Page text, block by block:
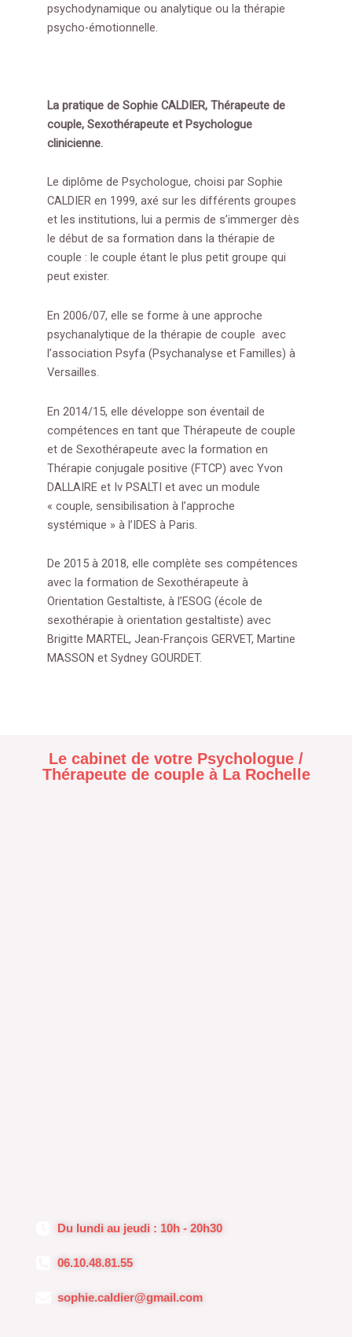
psychodynamique ou analytique ou la thérapie
psycho-émotionnelle.
La pratique de Sophie CALDIER, Thérapeute de
couple, Sexothérapeute et Psychologue
clinicienne.
Le diplôme de Psychologue, choisi par Sophie
CALDIER en 1999, axé sur les différents groupes
et les institutions, lui a permis de s’immerger dès
le début de sa formation dans la thérapie de
couple : le couple étant le plus petit groupe qui
peut exister.
En 2006/07, elle se forme à une approche
psychanalytique de la thérapie de couple avec
l’association Psyfa (Psychanalyse et Familles) à
Versailles.
En 2014/15, elle développe son éventail de
compétences en tant que Thérapeute de couple
et de Sexothérapeute avec la formation en
Thérapie conjugale positive (FTCP) avec Yvon
DALLAIRE et Iv PSALTI et avec un module
« couple, sensibilisation à l’approche
systémique » à l’IDES à Paris.
De 2015 à 2018, elle complète ses compétences
avec la formation de Sexothérapeute à
Orientation Gestaltiste, à l’ESOG (école de
sexothérapie à orientation gestaltiste) avec
Brigitte MARTEL, Jean-François GERVET, Martine
MASSON et Sydney GOURDET.
Le cabinet de votre Psychologue /
Thérapeute de couple à La Rochelle
Du lundi au jeudi : 10h - 20h30
06.10.48.81.55
sophie.caldier@gmail.com